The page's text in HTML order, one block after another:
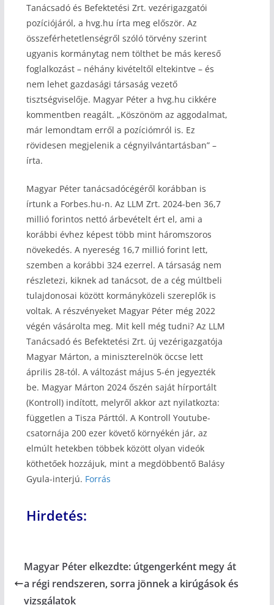
Tanácsadó és Befektetési Zrt. vezérigazgatói
pozíciójáról, a hvg.hu írta meg először. Az
összeférhetetlenségről szóló törvény szerint
ugyanis kormánytag nem tölthet be más kereső
foglalkozást – néhány kivételtől eltekintve – és
nem lehet gazdasági társaság vezető
tisztségviselője. Magyar Péter a hvg.hu cikkére
kommentben reagált. „Köszönöm az aggodalmat,
már lemondtam erről a pozíciómról is. Ez
rövidesen megjelenik a cégnyilvántartásban” –
írta.
Magyar Péter tanácsadócégéről korábban is
írtunk a Forbes.hu-n. Az LLM Zrt. 2024-ben 36,7
millió forintos nettó árbevételt ért el, ami a
korábbi évhez képest több mint háromszoros
növekedés. A nyereség 16,7 millió forint lett,
szemben a korábbi 324 ezerrel. A társaság nem
részletezi, kiknek ad tanácsot, de a cég múltbeli
tulajdonosai között kormányközeli szereplők is
voltak. A részvényeket Magyar Péter még 2022
végén vásárolta meg. Mit kell még tudni? Az LLM
Tanácsadó és Befektetési Zrt. új vezérigazgatója
Magyar Márton, a miniszterelnök öccse lett
április 28-tól. A változást május 5-én jegyezték
be. Magyar Márton 2024 őszén saját hírportált
(Kontroll) indított, melyről akkor azt nyilatkozta:
független a Tisza Párttól. A Kontroll Youtube-
csatornája 200 ezer követő környékén jár, az
elmúlt hetekben többek között olyan videók
köthetőek hozzájuk, mint a megdöbbentő Balásy
Gyula-interjú. Forrás
Hirdetés:
Magyar Péter elkezdte: útgengerként megy át
a régi rendszeren, sorra jönnek a kirúgások és
vizsgálatok